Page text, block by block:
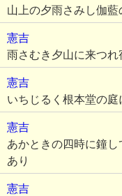
山上の夕雨さみし伽藍
憲吉
雨さむき夕山に来つ
憲吉
いちじるく根本堂の
憲吉
あかときの四時に鐘し
あり
憲吉